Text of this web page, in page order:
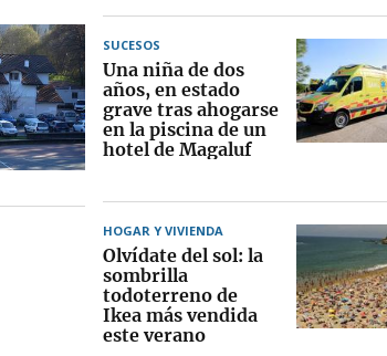
SUCESOS
Una niña de dos
años, en estado
grave tras ahogarse
en la piscina de un
hotel de Magaluf
HOGAR Y VIVIENDA
Olvídate del sol: la
sombrilla
todoterreno de
Ikea más vendida
este verano